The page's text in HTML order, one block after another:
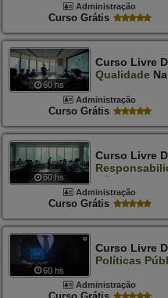
Administração
Curso Grátis
60 hs
Curso Livre
QualidadeNa
Administração
Curso Grátis
60 hs
Curso Livre
Pública
Administração
Curso Grátis
60 hs
Curso Livre
Políticas
Administração